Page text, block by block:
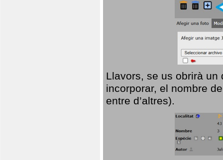
Llavors, se us obrirà
incorporar, el nombre
entre d’altres).